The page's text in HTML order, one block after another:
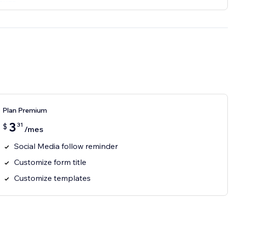
Plan Premium
$ 3 31 /mes
Social Media follow reminder
Customize form title
Customize templates